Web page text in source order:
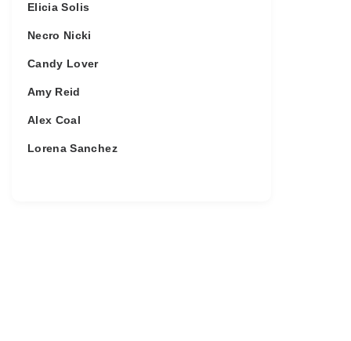
Elicia Solis
Necro Nicki
Candy Lover
Amy Reid
Alex Coal
Lorena Sanchez